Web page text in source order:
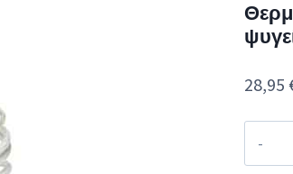
28,95